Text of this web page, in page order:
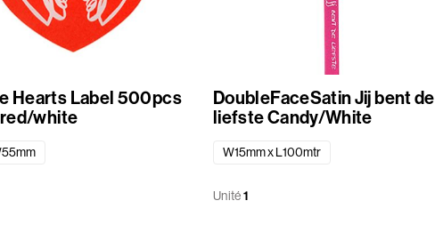
Hearts Label 500pcs
white
DoubleFaceSatin Jij bent de
liefste Candy/White
W15mm x L100mtr
Unité1